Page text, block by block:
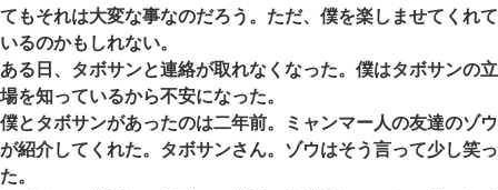
てもそれは大変な事なのだろう。ただ、僕を楽しませてくれて
いるのかもしれない。
ある日、タボサンと連絡が取れなくなった。僕はタボサンの立
場を知っているから不安になった。
僕とタボサンがあったのは二年前。ミャンマー人の友達のゾウ
が紹介してくれた。タボサンさん。ゾウはそう言って少し笑っ
た。